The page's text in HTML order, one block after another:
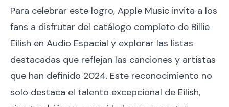
Para celebrar este logro, Apple Music invita a los
fans a disfrutar del catálogo completo de Billie
Eilish en Audio Espacial y explorar las listas
destacadas que reflejan las canciones y artistas
que han definido 2024. Este reconocimiento no
solo destaca el talento excepcional de Eilish,